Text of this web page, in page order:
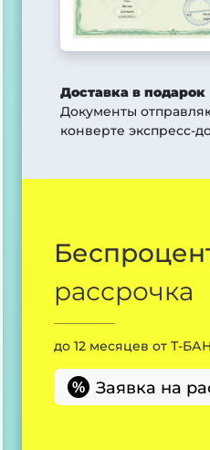
Доставка в подарок
Документы
конверте экспресс-
рассрочка
до 12 месяцев от Т-
% Заявка на